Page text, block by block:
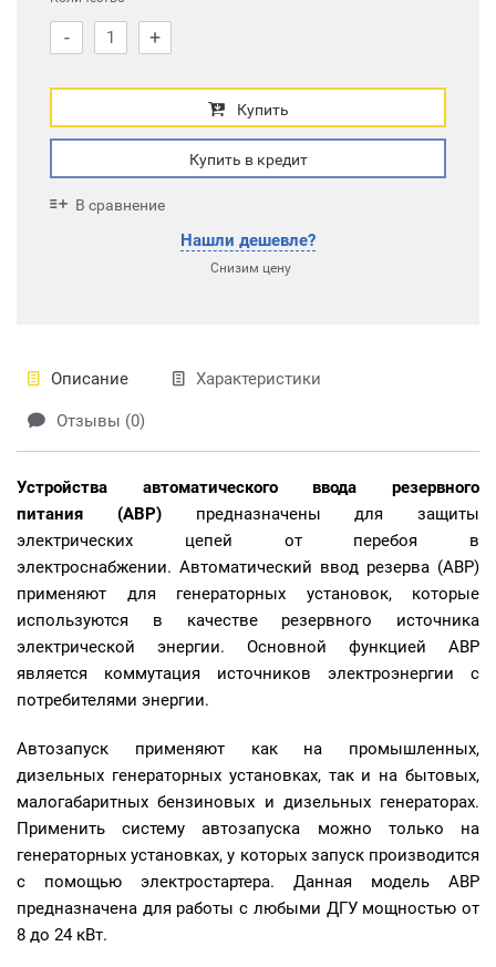
- +
Купить
Купить в кредит
В сравнение
Нашли дешевле?
Снизим цену
Описание Характеристики
Отзывы (0)
Устройства автоматического ввода резервного
питания (АВР)предназначены для защиты
электрических цепей от перебоя в
электроснабжении. Автоматический ввод резерва (АВР)
применяют для генераторных установок, которые
используются в качестве резервного источника
электрической энергии. Основной функцией АВР
является коммутация источников электроэнергии с
потребителями энергии.
Автозапуск применяют как на промышленных,
дизельных генераторных установках, так и на бытовых,
малогабаритных бензиновых и дизельных генераторах.
Применить систему автозапуска можно только на
генераторных установках, у которых запуск производится
с помощью электростартера. Данная модель АВР
предназначена для работы с любыми ДГУ мощностью от
8 до 24 кВт.